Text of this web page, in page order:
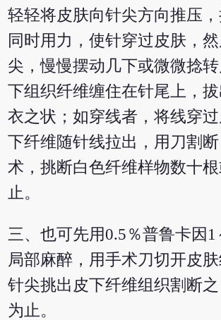
轻轻将皮肤向针尖方向推压
同时用力，使针穿过皮肤，
尖，慢慢摆动几下或微微捻
下组织纤维缠住在针尾上，
衣之状；如穿线者，将线穿
下纤维随针线拉出，用刀割
术，挑断白色纤维样物数十
止。
三、也可先用0.5％普鲁卡因
局部麻醉，用手术刀切开皮
针尖挑出皮下纤维组织割断
为止。